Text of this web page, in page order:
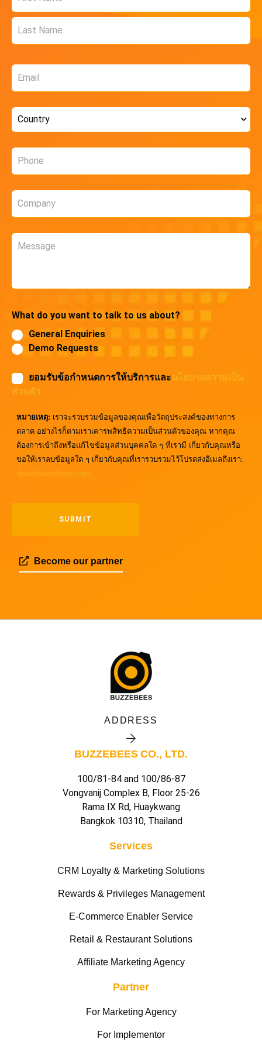
Email
Country
Phone
Company
Message
What do you want to talk to us about?
General Enquiries
Demo Requests
ยอมรับข้อกำหนดการให้บริการและนโยบายความเป็น
ส่วนตัว
หมายเหตุ: เราจะรวบรวมข้อมูลของคุณเพื่อวัตถุประสงค์ของทางการ
ตลาด อย่างไรก็ตามเราเคารพสิทธิความเป็นส่วนตัวของคุณ หากคุณ
ต้องการเข้าถึงหรือแก้ไขข้อมูลส่วนบุคคลใด ๆ ที่เรามี เกี่ยวกับคุณหรือ
ขอให้เราลบข้อมูลใด ๆ เกี่ยวกับคุณที่เรารวบรวมไว้โปรดส่งอีเมลถึงเรา:
dpo@buzzebees.com
Become our partner
ADDRESS
BUZZEBEES CO., LTD.
100/81-84 and 100/86-87
Vongvanij Complex B, Floor 25-26
Rama IX Rd, Huaykwang
Bangkok 10310, Thailand
Services
CRM Loyalty & Marketing Solutions
Rewards & Privileges Management
E-Commerce Enabler Service
Retail & Restaurant Solutions
Affiliate Marketing Agency
Partner
For Marketing Agency
For Implementor